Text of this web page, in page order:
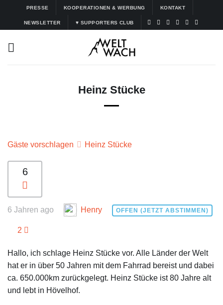
springen
PRESSE KOOPERATIONEN & WERBUNG KONTAKT
NEWSLETTER ♥ SUPPORTERS CLUB
Heinz Stücke
Gäste vorschlagen Heinz Stücke
6
6 Jahren ago Henry OFFEN (JETZT ABSTIMMEN)
2
Hallo, ich schlage Heinz Stücke vor. Alle Länder der Welt
hat er in über 50 Jahren mit dem Fahrrad bereist und dabei
ca. 650.000km zurückgelegt. Heinz Stücke ist 80 Jahre alt
und lebt in Hövelhof.